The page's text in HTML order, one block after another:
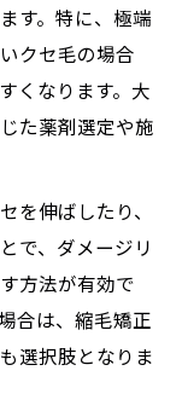
す。特に、極端
クセ毛の場合
くなります。大
た薬剤選定や施
を伸ばしたり、
で、ダメージリ
方法が有効で
合は、縮毛矯正
選択肢となりま